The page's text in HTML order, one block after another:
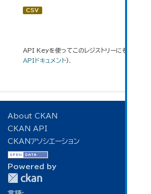
CSV
API Keyを使ってこのレジストリーにもアクセス
APIドキュメント).
About CKAN
CKAN API
CKANアソシエーション
Powered by